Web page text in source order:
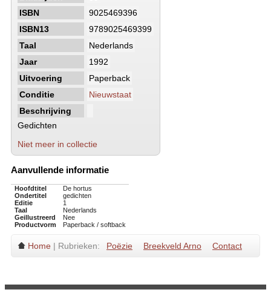
ISBN
9025469396
ISBN13
9789025469399
Taal
Nederlands
Jaar
1992
Uitvoering
Paperback
Conditie
Nieuwstaat
Beschrijving
Gedichten
Niet meer in collectie
Aanvullende informatie
Hoofdtitel
De hortus
Ondertitel
gedichten
Editie
1
Taal
Nederlands
Geillustreerd
Nee
Productvorm
Paperback / softback
Home | Rubrieken: Poëzie Breekveld Arno Contact